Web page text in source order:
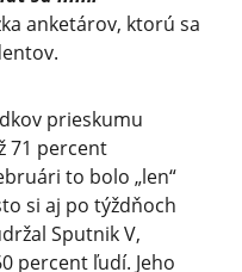
anketárov, ktorú sa
prieskumu
71 percent
to bolo „len“
si aj po týždňoch
Sputnik V,
percent ľudí. Jeho